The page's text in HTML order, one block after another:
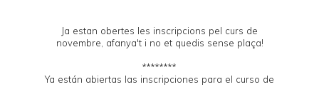
Ja estan obertes les inscripcions pel curs de
novembre, afanya't i no et quedis sense plaça!
********
Ya están abiertas las inscripciones para el curso de